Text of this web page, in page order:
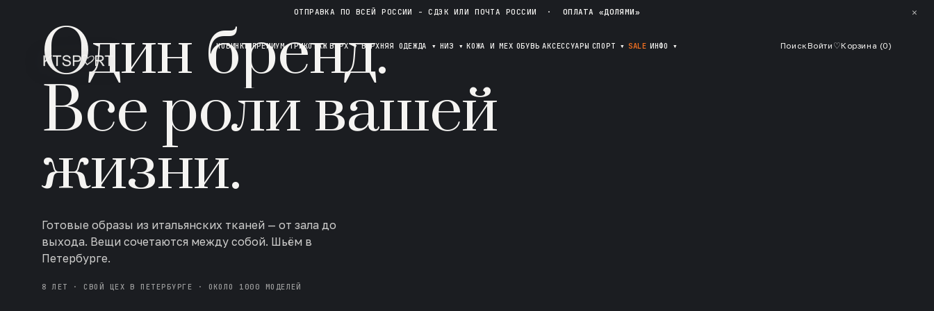
ОТПРАВКА ПО ВСЕЙ РОССИИ - СДЭК ИЛИ ПОЧТА РОССИИ · ОПЛАТА «ДОЛЯМИ» ✕
НОВИНКИ ПРЕМИУМ ТРИКОТАЖ ВЕРХ▾ ВЕРХНЯЯ ОДЕЖДА ▾ НИЗ ▾ КОЖА И МЕХ ОБУВЬ АКСЕССУАРЫ СПОРТ ▾ SALE ИНФО ▾ ПоискВойти ♡Корзина (0)
Один бренд.
Все роли вашей
жизни.
Готовые образы из итальянских тканей — от зала до
выхода. Вещи сочетаются между собой. Шьём в
Петербурге.
8 ЛЕТ · СВОЙ ЦЕХ В ПЕТЕРБУРГЕ · ОКОЛО 1000 МОДЕЛЕЙ